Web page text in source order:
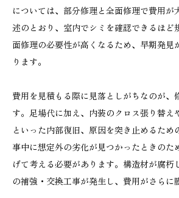
については、部分修理と全面修理で費用が
述のとおり、室内でシミを確認できるほど
面修理の必要性が高くなるため、早期発見
ります。
費用を見積もる際に見落としがちなのが、
す。足場代に加え、内装のクロス張り替え
といった内部復旧、原因を突き止めるため
事中に想定外の劣化が見つかったときのた
げて考える必要があります。構造材が腐朽
の補強・交換工事が発生し、費用がさらに